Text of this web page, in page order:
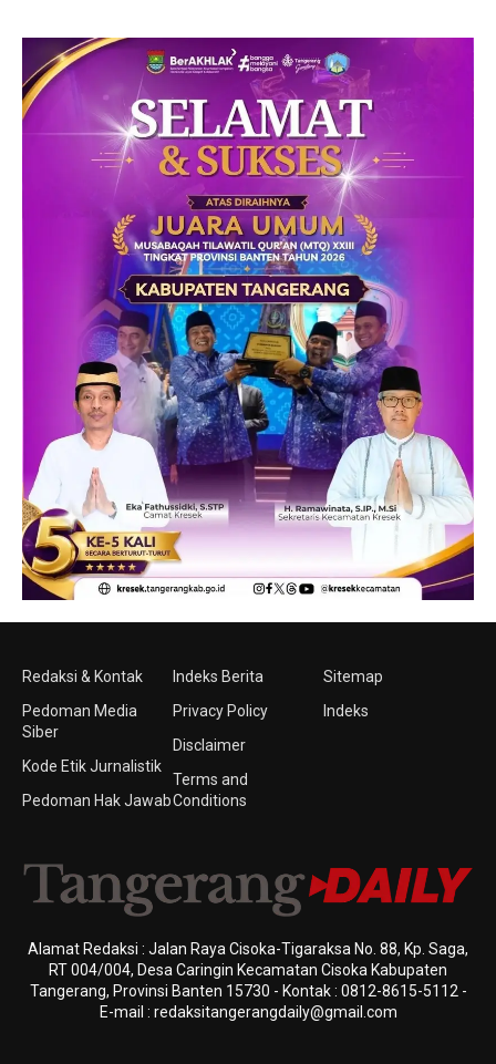
Redaksi & Kontak
Pedoman Media
Siber
Kode Etik Jurnalistik
Pedoman Hak Jawab
Indeks Berita
Privacy Policy
Disclaimer
Terms and
Conditions
Sitemap
Indeks
Alamat Redaksi : Jalan Raya Cisoka-Tigaraksa No. 88, Kp. Saga,
RT 004/004, Desa Caringin Kecamatan Cisoka Kabupaten
Tangerang, Provinsi Banten 15730 - Kontak : 0812-8615-5112 -
E-mail : redaksitangerangdaily@gmail.com